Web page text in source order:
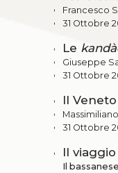
Francesco
31 Ottobre
Le
Giuseppe
31 Ottobre
Il
31 Ottobre
Il
Il